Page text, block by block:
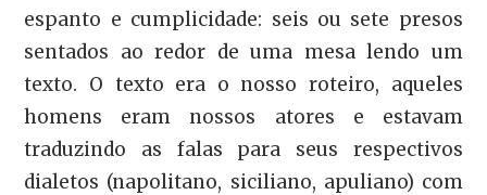
espanto e cumplicidade: seis ou sete presos
sentados ao redor de uma mesa lendo um
texto. O texto era o nosso roteiro, aqueles
homens eram nossos atores e estavam
traduzindo as falas para seus respectivos
dialetos (napolitano, siciliano, apuliano) com